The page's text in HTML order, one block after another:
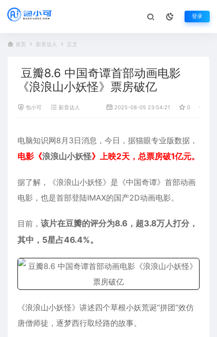
登录
首页 影音达人 正文
豆瓣8.6 中国奇谭首部动画电影
《浪浪山小妖怪》票房破亿
包小可 影音达人 2025-08-05 23:54:21 0
电脑知识网8月3日消息，今日，据猫眼专业版数据，
电影《浪浪山小妖怪》上映2天，总票房破1亿元。
据了解，《浪浪山小妖怪》是《中国奇谭》首部动画
电影，也是首部登陆IMAX的国产2D动画电影。
目前， 该片在豆瓣的评分为8.6，超3.8万人打分，
其中，5星占46.4%。
《浪浪山小妖怪》讲述四个草根小妖荒诞“拼团”效仿
唐僧师徒，逐梦西行取经路的故事。